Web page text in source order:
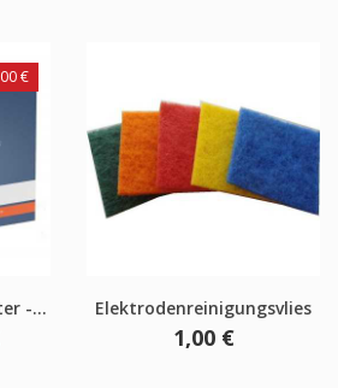
-...
€
Elektrodenreinigungsvlies
Preis
1,00 €